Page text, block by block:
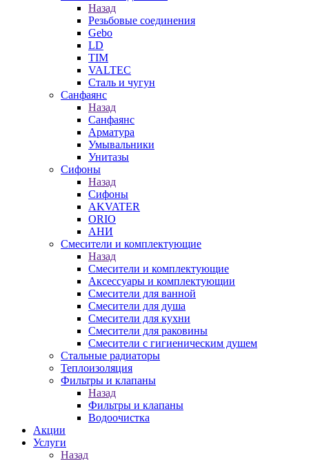
Назад
Резьбовые соединения
Gebo
LD
TIM
VALTEC
Сталь и чугун
Санфаянс
Назад
Санфаянс
Арматура
Умывальники
Унитазы
Сифоны
Назад
Сифоны
AKVATER
ORIO
АНИ
Смесители и комплектующие
Назад
Смесители и комплектующие
Аксессуары и комплектующии
Смесители для ванной
Смесители для душа
Смесители для кухни
Смесители для раковины
Смесители с гигиеническим душем
Стальные радиаторы
Теплоизоляция
Фильтры и клапаны
Назад
Фильтры и клапаны
Водоочистка
Акции
Услуги
Назад